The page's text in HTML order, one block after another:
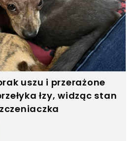
uszu i przerażone
łzy, widząc stan